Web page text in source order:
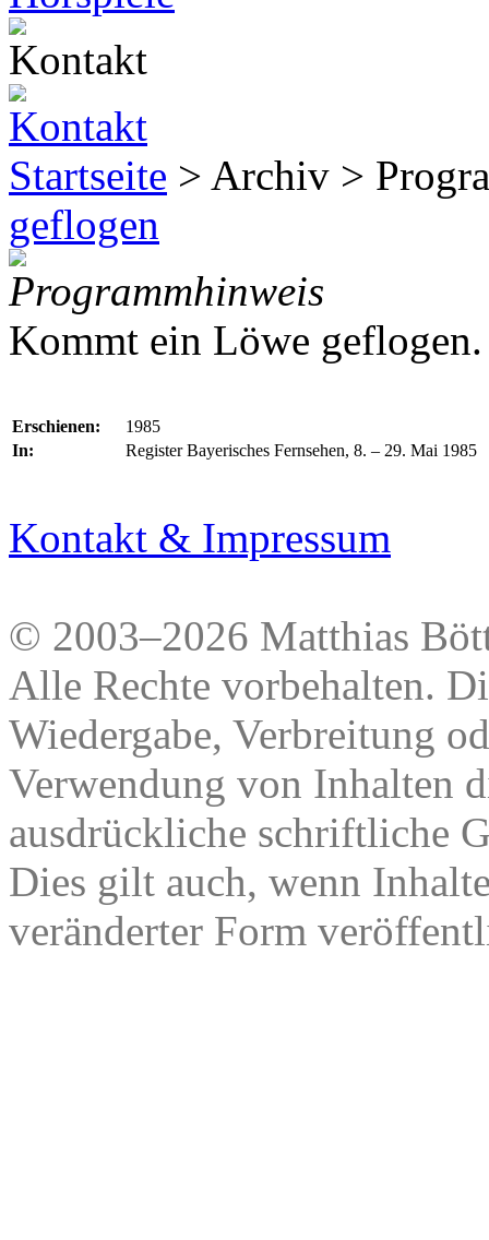
Startseite > Archiv >
geflogen
Programmhinweis
Kommt ein Löwe
Erschienen:
1985
In:
Register Bayerisches Fernsehen, 8. – 29. Mai 1985
Kontakt & Impressum
© 2003–2026 Matthias
Alle Rechte vorbehalten.
Wiedergabe, Verbreitung
Verwendung von Inhalten
ausdrückliche schriftliche
Dies gilt auch, wenn
veränderter Form